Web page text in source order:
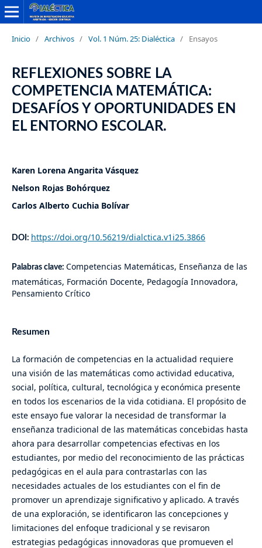
Inicio / Archivos / Vol. 1 Núm. 25: Dialéctica / Ensayos
REFLEXIONES SOBRE LA
COMPETENCIA MATEMÁTICA:
DESAFÍOS Y OPORTUNIDADES EN
EL ENTORNO ESCOLAR.
Karen Lorena Angarita Vásquez
Nelson Rojas Bohórquez
Carlos Alberto Cuchia Bolívar
DOI: https://doi.org/10.56219/dialctica.v1i25.3866
Palabras clave: Competencias Matemáticas, Enseñanza de las
matemáticas, Formación Docente, Pedagogía Innovadora,
Pensamiento Crítico
Resumen
La formación de competencias en la actualidad requiere
una visión de las matemáticas como actividad educativa,
social, política, cultural, tecnológica y económica presente
en todos los escenarios de la vida cotidiana. El propósito de
este ensayo fue valorar la necesidad de transformar la
enseñanza tradicional de las matemáticas concebidas hasta
ahora para desarrollar competencias efectivas en los
estudiantes, por medio del reconocimiento de las prácticas
pedagógicas en el aula para contrastarlas con las
necesidades actuales de los estudiantes con el fin de
promover un aprendizaje significativo y aplicado. A través
de una exploración, se identificaron las concepciones y
limitaciones del enfoque tradicional y se revisaron
estrategias pedagógicas innovadoras que promueven el